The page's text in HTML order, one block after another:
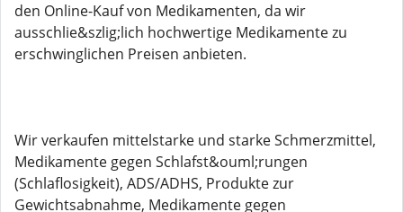
den Online-Kauf von Medikamenten, da wir
ausschlie&szlig;lich hochwertige Medikamente zu
erschwinglichen Preisen anbieten.
Wir verkaufen mittelstarke und starke Schmerzmittel,
Medikamente gegen Schlafst&ouml;rungen
(Schlaflosigkeit), ADS/ADHS, Produkte zur
Gewichtsabnahme, Medikamente gegen